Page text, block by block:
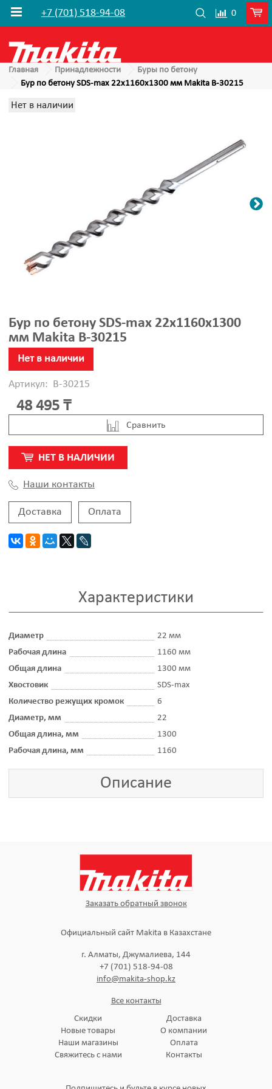
+7 (701) 518-94-08 0
Главная Принадлежности
Буры по бетону
Бур по бетону SDS-max 22х1160х1300 мм Makita B-30215
Нет в наличии
Бур по бетону SDS-max 22х1160х1300
мм Makita B-30215
Нет в наличии
Артикул: B-30215
48 495 ₸
Cравнить
НЕТ В НАЛИЧИИ
Наши контакты
Доставка Оплата
Характеристики
Диаметр
22 мм
Рабочая длина
1160 мм
Общая длина
1300 мм
Хвостовик
SDS-max
Количество режущих кромок
6
Диаметр, мм
22
Общая длина, мм
1300
Рабочая длина, мм
1160
Описание
Заказать обратный звонок
Официальный сайт Makita в Казахстане
г. Алматы, Джумалиева, 144
+7 (701) 518-94-08
info@makita-shop.kz
Все контакты
Скидки
Новые товары
Наши магазины
Свяжитесь с нами
Доставка
О компании
Оплата
Контакты